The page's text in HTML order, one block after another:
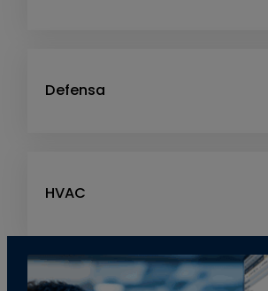
Defensa
HVAC